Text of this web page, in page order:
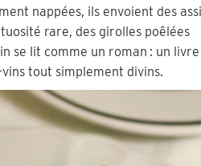
nappées, ils envoient des
rare, des girolles poêlées
se lit comme un roman : un
tout simplement divins.